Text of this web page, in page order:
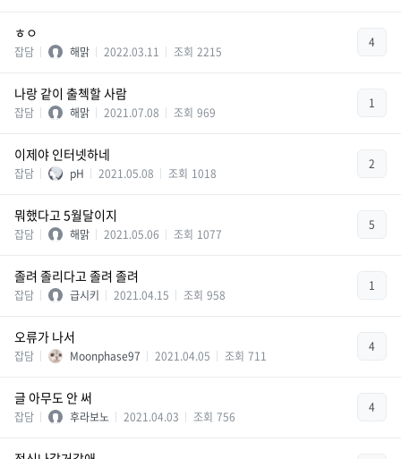
ㅎㅇ
잡담 해맑 2022.03.11 조회 2215
4
나랑 같이 출첵할 사람
잡담 해맑 2021.07.08 조회 969
1
이제야 인터넷하네
잡담 pH 2021.05.08 조회 1018
2
뭐했다고 5월달이지
잡담 해맑 2021.05.06 조회 1077
5
졸려 졸리다고 졸려 졸려
잡담 급시키 2021.04.15 조회 958
1
오류가 나서
잡담 Moonphase97 2021.04.05 조회 711
4
글 아무도 안 써
잡담 후라보노 2021.04.03 조회 756
4